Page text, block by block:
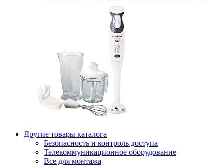
Другие товары каталога
Безопасность и контроль доступа
Телекоммуникационное оборудование
Все для монтажа